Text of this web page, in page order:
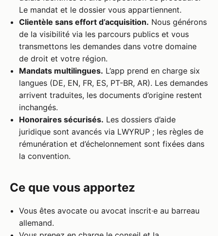
Le mandat et le dossier vous appartiennent.
Clientèle sans effort d’acquisition. Nous générons
de la visibilité via les parcours publics et vous
transmettons les demandes dans votre domaine
de droit et votre région.
Mandats multilingues. L’app prend en charge six
langues (DE, EN, FR, ES, PT-BR, AR). Les demandes
arrivent traduites, les documents d’origine restent
inchangés.
Honoraires sécurisés. Les dossiers d’aide
juridique sont avancés via LWYRUP ; les règles de
rémunération et d’échelonnement sont fixées dans
la convention.
Ce que vous apportez
Vous êtes avocate ou avocat inscrit·e au barreau
allemand.